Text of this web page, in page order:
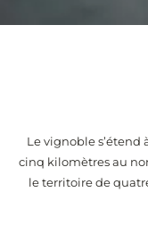
Le vignoble s’étend
cinq kilomètres au
le territoire de